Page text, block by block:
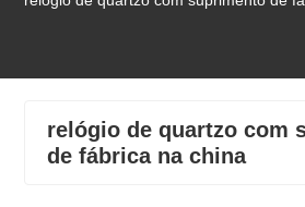
relógio de quartzo com
de fábrica na china